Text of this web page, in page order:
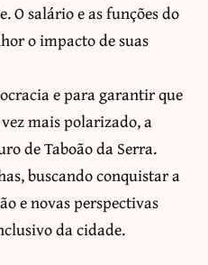
O salário e as funções do
o impacto de suas
e para garantir que
mais polarizado, a
de Taboão da Serra.
buscando conquistar a
e novas perspectivas
da cidade.